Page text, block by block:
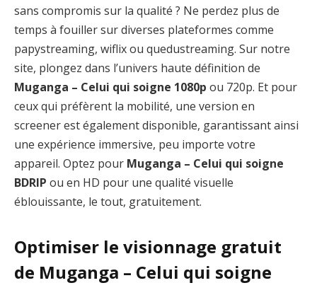
sans compromis sur la qualité ? Ne perdez plus de
temps à fouiller sur diverses plateformes comme
papystreaming, wiflix ou quedustreaming. Sur notre
site, plongez dans l’univers haute définition de
Muganga – Celui qui soigne 1080p ou 720p. Et pour
ceux qui préfèrent la mobilité, une version en
screener est également disponible, garantissant ainsi
une expérience immersive, peu importe votre
appareil. Optez pour Muganga – Celui qui soigne
BDRIP ou en HD pour une qualité visuelle
éblouissante, le tout, gratuitement.
Optimiser le visionnage gratuit
de Muganga – Celui qui soigne